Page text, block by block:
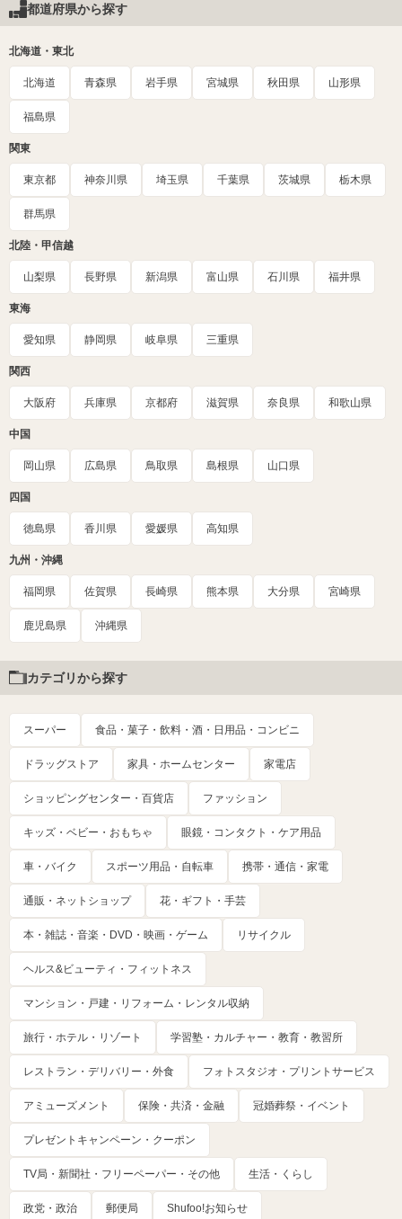
都道府県から探す
北海道・東北
北海道 青森県 岩手県 宮城県 秋田県 山形県
福島県
関東
東京都 神奈川県 埼玉県 千葉県 茨城県 栃木県
群馬県
北陸・甲信越
山梨県 長野県 新潟県 富山県 石川県 福井県
東海
愛知県 静岡県 岐阜県 三重県
関西
大阪府 兵庫県 京都府 滋賀県 奈良県 和歌山県
中国
岡山県 広島県 鳥取県 島根県 山口県
四国
徳島県 香川県 愛媛県 高知県
九州・沖縄
福岡県 佐賀県 長崎県 熊本県 大分県 宮崎県
鹿児島県 沖縄県
カテゴリから探す
スーパー 食品・菓子・飲料・酒・日用品・コンビニ
ドラッグストア 家具・ホームセンター 家電店
ショッピングセンター・百貨店 ファッション
キッズ・ベビー・おもちゃ 眼鏡・コンタクト・ケア用品
車・バイク スポーツ用品・自転車 携帯・通信・家電
通販・ネットショップ 花・ギフト・手芸
本・雑誌・音楽・DVD・映画・ゲーム リサイクル
ヘルス&ビューティ・フィットネス
マンション・戸建・リフォーム・レンタル収納
旅行・ホテル・リゾート 学習塾・カルチャー・教育・教習所
レストラン・デリバリー・外食 フォトスタジオ・プリントサービス
アミューズメント 保険・共済・金融 冠婚葬祭・イベント
プレゼントキャンペーン・クーポン
TV局・新聞社・フリーペーパー・その他 生活・くらし
政党・政治 郵便局 Shufoo!お知らせ